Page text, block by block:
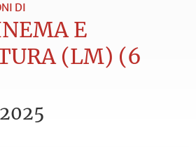
DI
E
(LM) (6